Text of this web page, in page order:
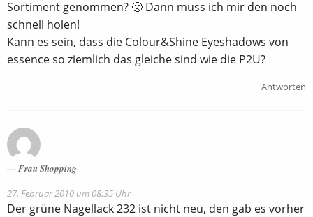
Sortiment genommen? 🙁 Dann muss ich mir den noch
schnell holen!
Kann es sein, dass die Colour&Shine Eyeshadows von
essence so ziemlich das gleiche sind wie die P2U?
Antworten
Frau Shopping
27. Februar 2010 um 08:35 Uhr
Der grüne Nagellack 232 ist nicht neu, den gab es vorher